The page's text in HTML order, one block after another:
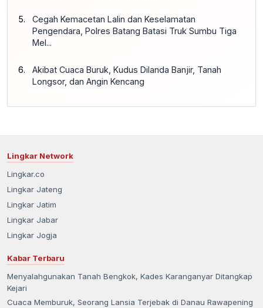
Cegah Kemacetan Lalin dan Keselamatan
Pengendara, Polres Batang Batasi Truk Sumbu Tiga
Mel...
Akibat Cuaca Buruk, Kudus Dilanda Banjir, Tanah
Longsor, dan Angin Kencang
Lingkar Network
Lingkar.co
Lingkar Jateng
Lingkar Jatim
Lingkar Jabar
Lingkar Jogja
Kabar Terbaru
Menyalahgunakan Tanah Bengkok, Kades Karanganyar Ditangkap
Kejari
Cuaca Memburuk, Seorang Lansia Terjebak di Danau Rawapening